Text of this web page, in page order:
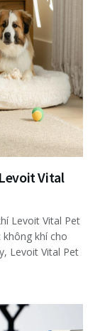
Vital
Levoit Vital Pet
khí cho
Levoit Vital Pet